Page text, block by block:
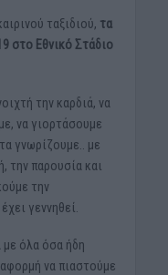
ταξιδιού, τα
στο Εθνικό Στάδιο
την καρδιά, να
να γιορτάσουμε
γνωρίζουμε.. με
την παρουσία και
την
γεννηθεί.
με όλα όσα ήδη
να πιαστούμε